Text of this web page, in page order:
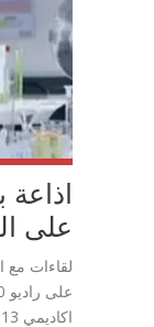
اذاعة
على